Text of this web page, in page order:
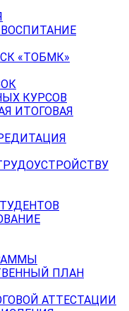
«ТОБМК»
КУРСОВ
ИТОГОВАЯ
ПЛАН
АТТЕСТАЦИИ